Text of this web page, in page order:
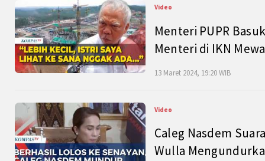
Video
Menteri PUPR
Menteri di IKN
13 Maret 2024, 19:20 WIB
Video
Caleg Nasdem
Wulla